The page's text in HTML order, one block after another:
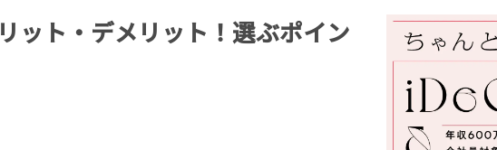
ット・デメリット！選ぶポイン